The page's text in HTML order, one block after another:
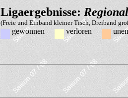
Ligaergebnisse:
(Freie und Einband kleiner Tisch, Dreiband
gewonnen verloren